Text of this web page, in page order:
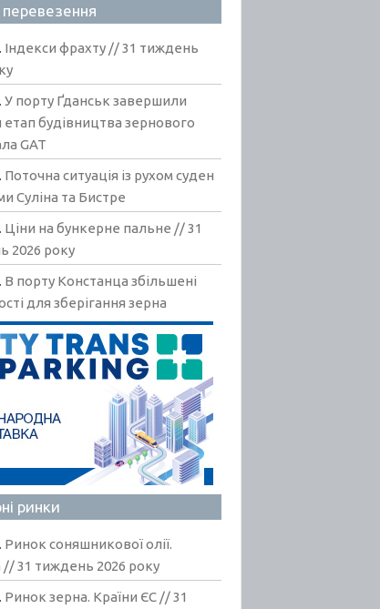
перевезення
Індекси фрахту // 31 тиждень
У порту Ґданськ завершили
будівництва зернового
GAT
Поточна ситуація із рухом суден
Суліна та Бистре
Ціни на бункерне пальне // 31
2026 року
В порту Констанца збільшені
для зберігання зерна
ринки
Ринок соняшникової олії.
// 31 тиждень 2026 року
Ринок зерна. Країни ЄС // 31